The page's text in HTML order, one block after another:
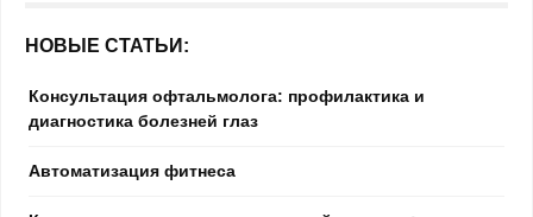
НОВЫЕ СТАТЬИ:
Консультация офтальмолога: профилактика и
диагностика болезней глаз
Автоматизация фитнеса